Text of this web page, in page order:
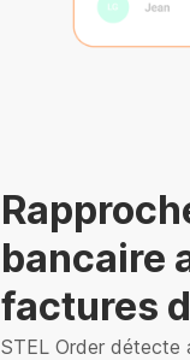
bancaire
factures
STEL Order détecte